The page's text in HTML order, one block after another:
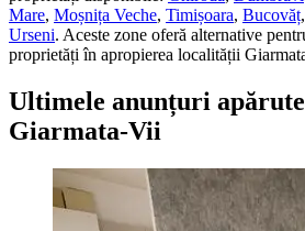
Mare, Moșnița Veche, Timișoara, Bucovăț,
Urseni. Aceste zone oferă alternative
proprietățiîn apropierea localității
Ultimele anunțuri
Giarmata-Vii